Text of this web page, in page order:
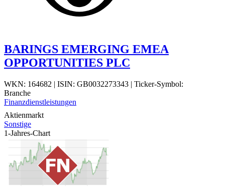
BARINGS EMERGING EMEA
OPPORTUNITIES PLC
WKN: 164682 | ISIN: GB0032273343 | Ticker-Symbol:
Branche
Finanzdienstleistungen
Aktienmarkt
Sonstige
1-Jahres-Chart